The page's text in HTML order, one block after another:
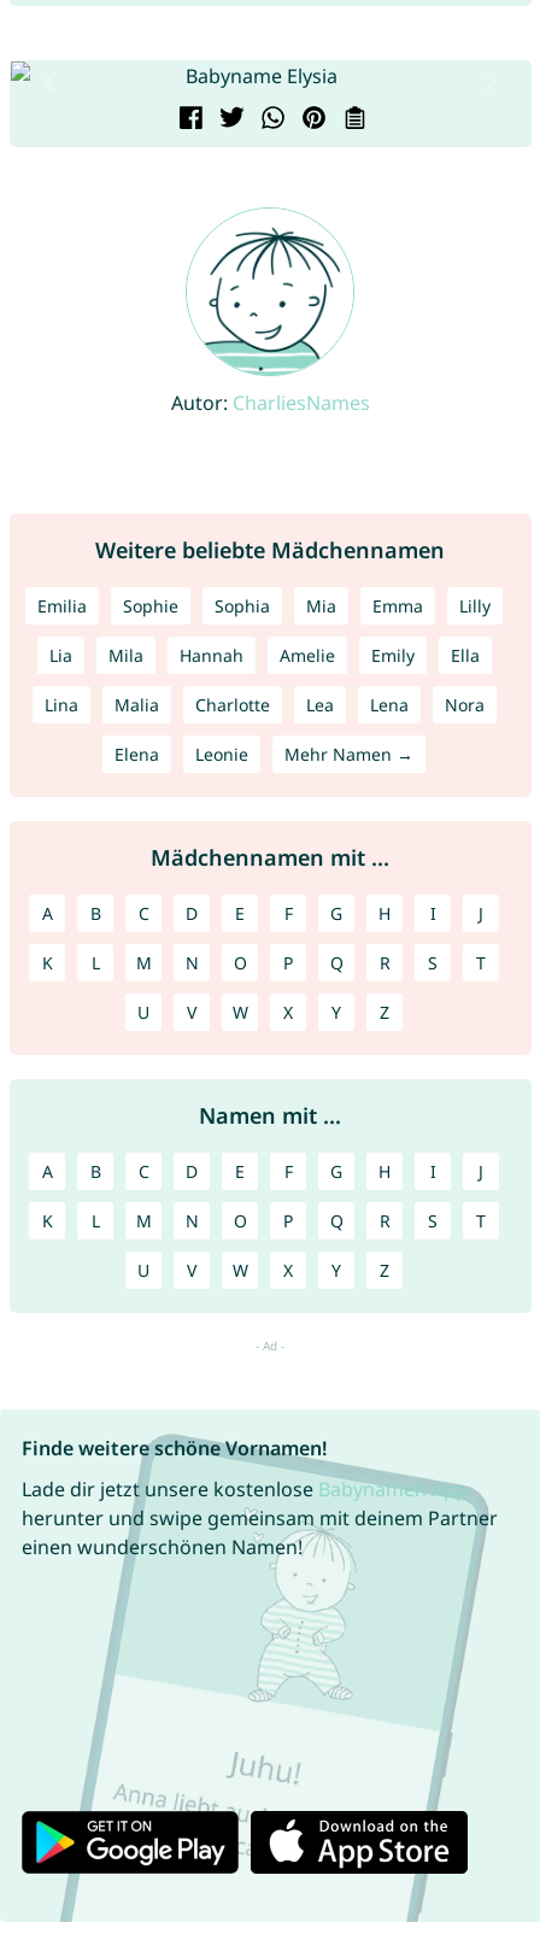
Autor: CharliesNames
Weitere beliebte Mädchennamen
Emilia Sophie Sophia Mia Emma Lilly
Lia Mila Hannah Amelie Emily Ella
Lina Malia Charlotte Lea Lena Nora
Elena Leonie Mehr Namen →
Mädchennamen mit ...
A B C D E F G H I J
K L M N O P Q R S T
U V W X Y Z
Namen mit ...
A B C D E F G H I J
K L M N O P Q R S T
U V W X Y Z
Finde weitere schöne Vornamen!
Lade dir jetzt unsere kostenlose Babynamen App
herunter und swipe gemeinsam mit deinem Partner
einen wunderschönen Namen!